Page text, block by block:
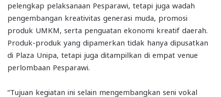
pelengkap pelaksanaan Pesparawi, tetapi juga wadah
pengembangan kreativitas generasi muda, promosi
produk UMKM, serta penguatan ekonomi kreatif daerah.
Produk-produk yang dipamerkan tidak hanya dipusatkan
di Plaza Unipa, tetapi juga ditampilkan di empat venue
perlombaan Pesparawi.
“Tujuan kegiatan ini selain mengembangkan seni vokal